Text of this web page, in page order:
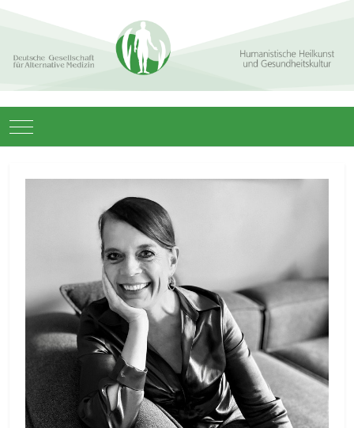
Mobile Menu Toggle